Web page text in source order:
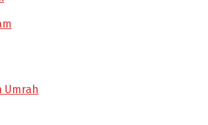
Umrah